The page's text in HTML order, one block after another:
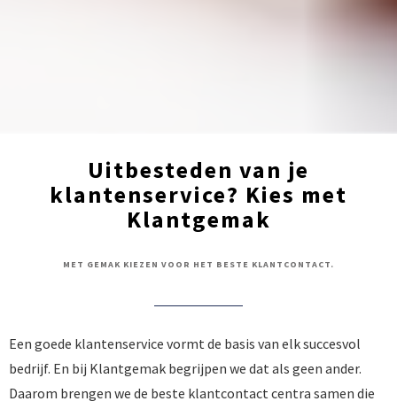
Uitbesteden van je
klantenservice? Kies met
Klantgemak
MET GEMAK KIEZEN VOOR HET BESTE KLANTCONTACT.
Een goede klantenservice vormt de basis van elk succesvol
bedrijf. En bij Klantgemak begrijpen we dat als geen ander.
Daarom brengen we de beste klantcontact centra samen die